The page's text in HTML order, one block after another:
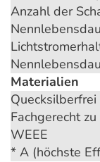
Anzahl der
Materialien
Quecksilberfrei
Fachgerecht
WEEE
* A (höchste